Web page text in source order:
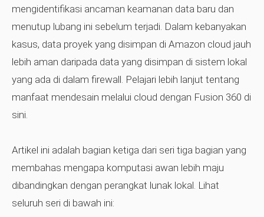
mengidentifikasi ancaman keamanan data baru dan
menutup lubang ini sebelum terjadi. Dalam kebanyakan
kasus, data proyek yang disimpan di Amazon cloud jauh
lebih aman daripada data yang disimpan di sistem lokal
yang ada di dalam firewall. Pelajari lebih lanjut tentang
manfaat mendesain melalui cloud dengan Fusion 360 di
sini.
Artikel ini adalah bagian ketiga dari seri tiga bagian yang
membahas mengapa komputasi awan lebih maju
dibandingkan dengan perangkat lunak lokal. Lihat
seluruh seri di bawah ini: